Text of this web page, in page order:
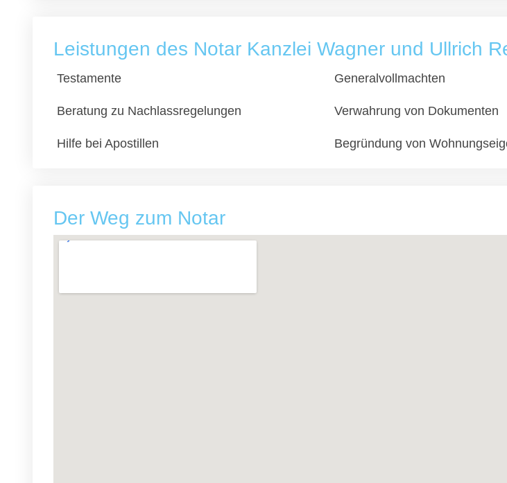
Leistungen des Notar Kanzlei Wagner und Ullrich
Testamente Generalvollmachten
Beratung zu Nachlassregelungen Verwahrung von Dokumenten
Hilfe bei Apostillen Begründung von
Der Weg zum Notar